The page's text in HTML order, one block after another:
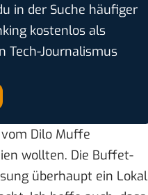
in der Suche häufiger
kostenlos als
Tech-Journalismus
Dilo Muffe
wollten. Die Buffet-
überhaupt ein Lokal